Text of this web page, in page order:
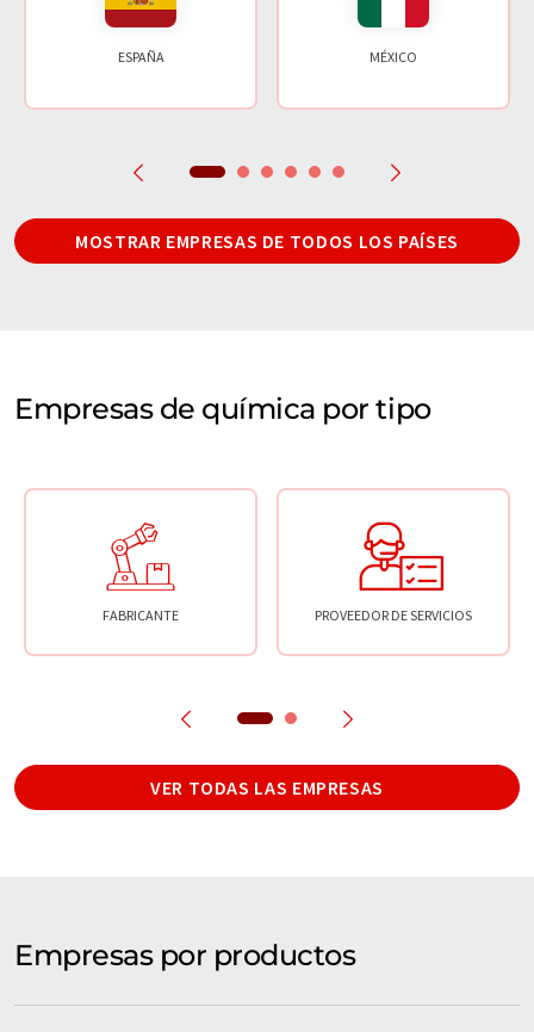
ESPAÑA MÉXICO
MOSTRAR EMPRESAS DE TODOS LOS PAÍSES
Empresas de química por tipo
FABRICANTE PROVEEDOR DE SERVICIOS
VER TODAS LAS EMPRESAS
Empresas por productos